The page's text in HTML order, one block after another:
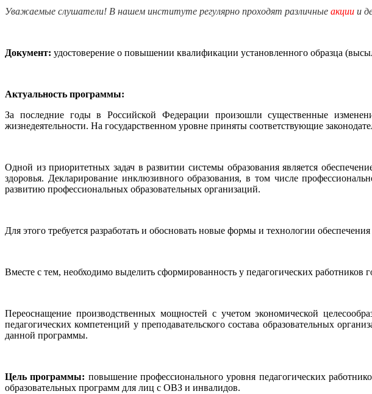
Уважаемые слушатели! В нашем институте регулярно проходят различные акции и
Документ: удостоверение о повышении квалификации установленного образца
Актуальность программы:
За последние годы в Российской Федерации произошли существенные
жизнедеятельности. На государственном уровне приняты соответствующие
Одной из приоритетных задач в развитии системы образования является
здоровья. Декларирование инклюзивного образования, в том числе
развитию профессиональных образовательных организаций.
Для этого требуется разработать и обосновать новые формы и технологии
Вместе с тем, необходимо выделить сформированность у педагогических
Переоснащение производственных мощностей с учетом экономической
педагогических компетенций у преподавательского состава образовательных
данной программы.
Цель программы: повышение профессионального уровня педагогических
образовательных программ для лиц с ОВЗ и инвалидов.